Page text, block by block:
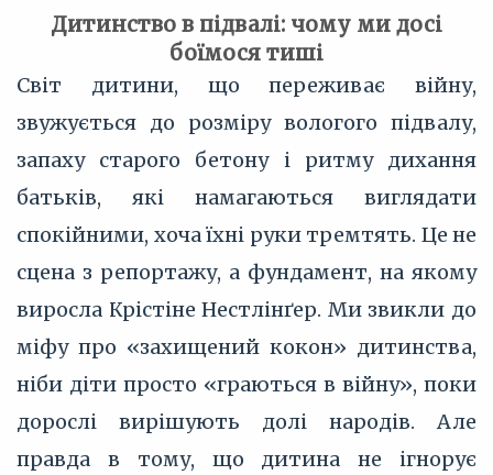
Дитинство в підвалі: чому ми досі
боїмося тиші
Світ дитини, що переживає війну,
звужується до розміру вологого підвалу,
запаху старого бетону і ритму дихання
батьків, які намагаються виглядати
спокійними, хоча їхні руки тремтять. Це не
сцена з репортажу, а фундамент, на якому
виросла Крістіне Нестлінґер. Ми звикли до
міфу про «захищений кокон» дитинства,
ніби діти просто «граються в війну», поки
дорослі вирішують долі народів. Але
правда в тому, що дитина не ігнорує